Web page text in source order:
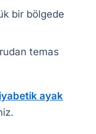
bir bölgede
temas
ayak